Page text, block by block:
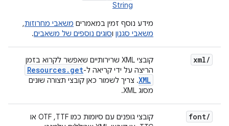
String
מידע נוסף זמין במאמרים משאבי מחרוזות,
משאבי סגנון וסוגים נוספים של משאבים.
xml/
קובצי XML שרירותיים שאפשר לקרוא בזמן
הריצה על ידי קריאה ל-
Resources. get
XML. צריך לשמור כאן קובצי תצורה שונים
מסוג XML.
font/
קובצי גופנים עם סיומות כמו TTF,‏ OTF או